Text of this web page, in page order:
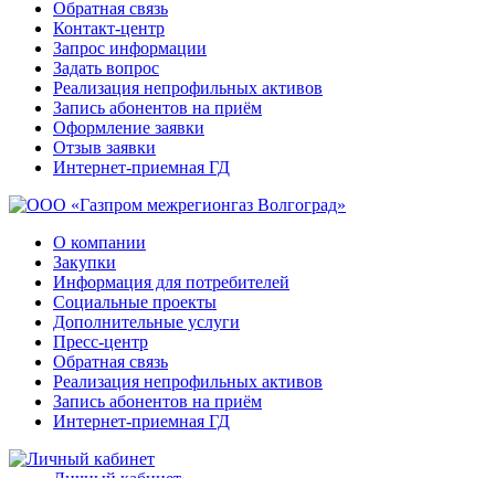
Обратная связь
Контакт-центр
Запрос информации
Задать вопрос
Реализация непрофильных активов
Запись абонентов на приём
Оформление заявки
Отзыв заявки
Интернет-приемная ГД
О компании
Закупки
Информация для потребителей
Социальные проекты
Дополнительные услуги
Пресс-центр
Обратная связь
Реализация непрофильных активов
Запись абонентов на приём
Интернет-приемная ГД